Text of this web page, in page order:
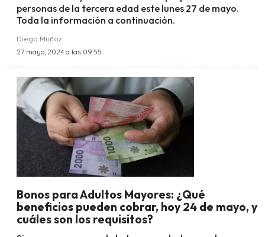
personas de la tercera edad este lunes 27 de mayo.
Toda la información a continuación.
Diego Muñoz
27 mayo, 2024 a las 09:55
Bonos para Adultos Mayores: ¿Qué
beneficios pueden cobrar, hoy 24 de mayo, y
cuáles son los requisitos?